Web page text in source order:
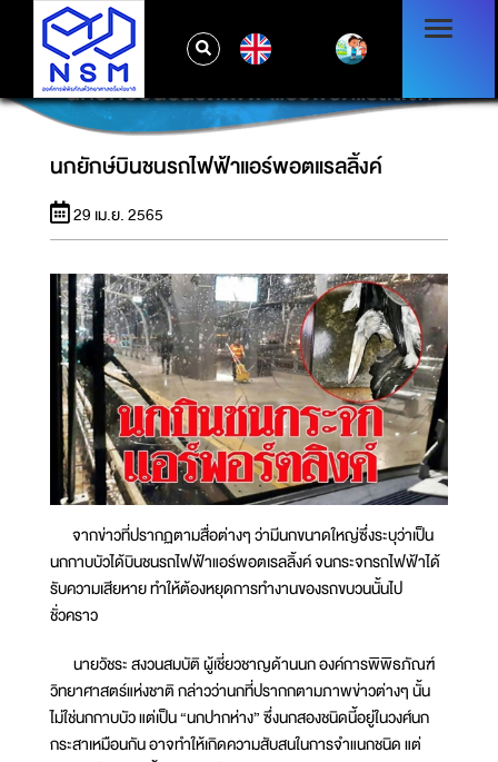
นกยักษ์บินชนรถไฟฟ้าแอร์พอตแรลลิ้งค์
นกยักษ์บินชนรถไฟฟ้าแอร์พอตแรลลิ้งค์
29 เม.ย. 2565
จากข่าวที่ปรากฏตามสื่อต่างๆ ว่ามีนกขนาดใหญ่ซึ่งระบุว่าเป็น
นกกาบบัวได้บินชนรถไฟฟ้าแอร์พอตเรลลิ้งค์ จนกระจกรถไฟฟ้าได้
รับความเสียหาย ทำให้ต้องหยุดการทำงานของรถขบวนนั้นไป
ชั่วคราว
นายวัชระ สงวนสมบัติ ผู้เชี่ยวชาญด้านนก องค์การพิพิธภัณฑ์
วิทยาศาสตร์แห่งชาติ กล่าวว่านกที่ปรากกตามภาพข่าวต่างๆ นั้น
ไม่ใช่นกกาบบัว แต่เป็น “นกปากห่าง” ซึ่งนกสองชนิดนี้อยู่ในวงศ์นก
กระสาเหมือนกัน อาจทำให้เกิดความสับสนในการจำแนกชนิด แต่